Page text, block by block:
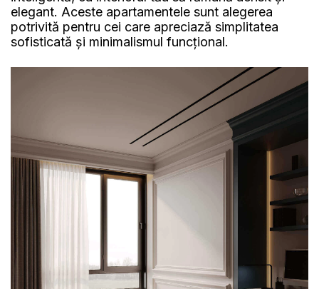
elegant. Aceste apartamentele sunt alegerea
potrivită pentru cei care apreciază simplitatea
sofisticată și minimalismul funcțional.